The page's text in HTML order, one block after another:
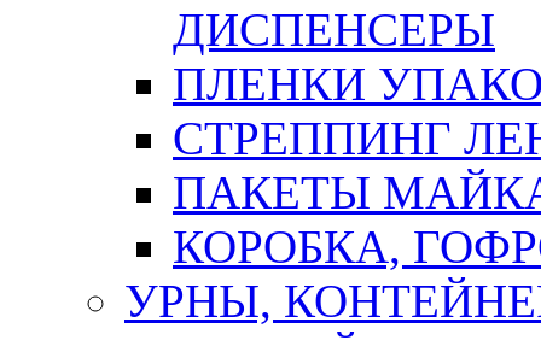
ДИСПЕНСЕРЫ
ПЛЕНКИ
СТРЕППИНГ
ПАКЕТЫ
КОРОБКА,
УРНЫ,